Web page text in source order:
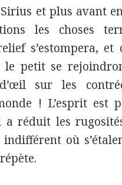
et plus avant
les choses
s’estompera, et
petit se
sur les
! L’esprit est
réduit les
où